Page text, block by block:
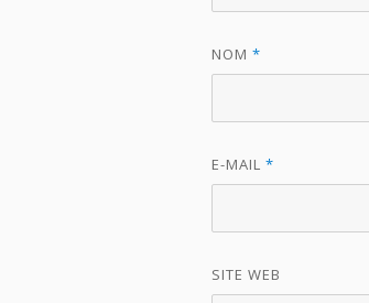
NOM *
E-MAIL *
SITE WEB